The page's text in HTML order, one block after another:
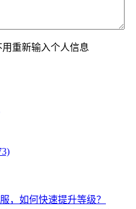
重新输入个人信息
，如何快速提升等级？